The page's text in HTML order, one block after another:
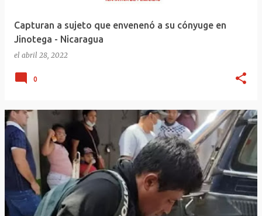
Capturan a sujeto que envenenó a su cónyuge en
Jinotega - Nicaragua
el abril 28, 2022
0